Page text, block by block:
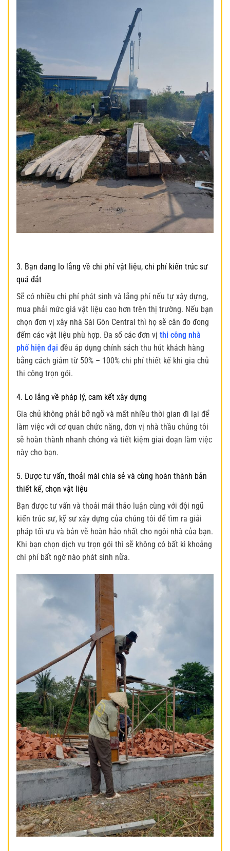
3. Bạn đang lo lắng về chi phí vật liệu, chi phí kiến trúc sư
quá đắt
Sẽ có nhiều chi phí phát sinh và lãng phí nếu tự xây dựng,
mua phải mức giá vật liệu cao hơn trên thị trường. Nếu bạn
chọn đơn vị xây nhà Sài Gòn Central thì họ sẽ cân đo đong
đếm các vật liệu phù hợp. Đa số các đơn vị thi công nhà
phố hiện đại đều áp dụng chính sách thu hút khách hàng
bằng cách giảm từ 50% – 100% chi phí thiết kế khi gia chủ
thi công trọn gói.
4. Lo lắng về pháp lý, cam kết xây dựng
Gia chủ không phải bỡ ngỡ và mất nhiều thời gian đi lại để
làm việc với cơ quan chức năng, đơn vị nhà thầu chúng tôi
sẽ hoàn thành nhanh chóng và tiết kiệm giai đoạn làm việc
này cho bạn.
5. Được tư vấn, thoải mái chia sẻ và cùng hoàn thành bản
thiết kế, chọn vật liệu
Bạn được tư vấn và thoải mái thảo luận cùng với đội ngũ
kiến trúc sư, kỹ sư xây dựng của chúng tôi để tìm ra giải
pháp tối ưu và bản vẽ hoàn hảo nhất cho ngôi nhà của bạn.
Khi bạn chọn dịch vụ trọn gói thì sẽ không có bất kì khoảng
chi phí bất ngờ nào phát sinh nữa.